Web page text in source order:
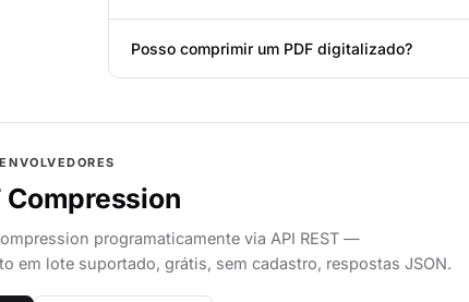
Posso comprimir um PDF digitalizado?
Compression
programaticamente via API REST —
em lote suportado, grátis, sem cadastro, respostas JSON.